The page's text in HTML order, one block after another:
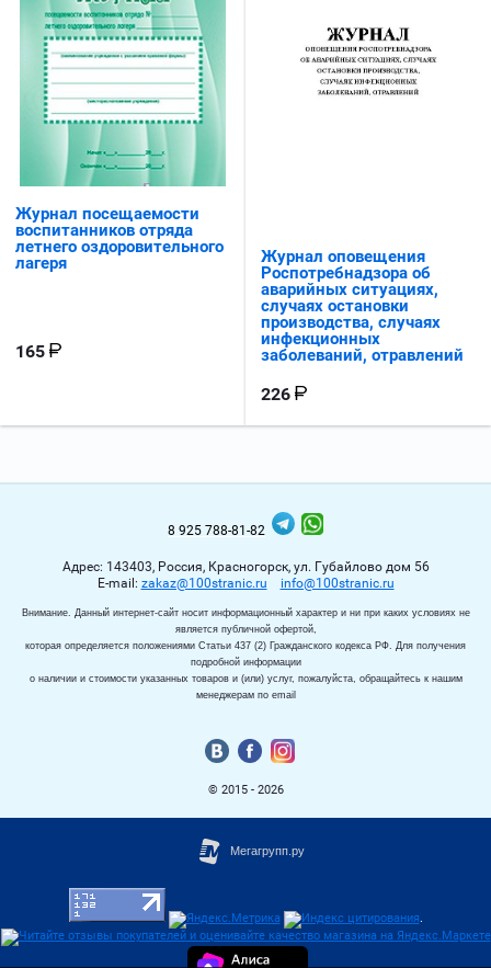
Журнал посещаемости
воспитанников отряда
летнего оздоровительного
лагеря
165
Журнал оповещения
Роспотребнадзора об
аварийных ситуациях,
случаях остановки
производства, случаях
инфекционных
заболеваний, отравлений
226
8 925 788-81-82
Адрес: 143403, Россия, Красногорск, ул. Губайлово дом 56
Е-mail: zakaz@100stranic.ru info@100stranic.ru
Внимание. Данный интернет-сайт носит информационный характер и ни при каких условиях не
является публичной офертой,
которая определяется положениями Статьи 437 (2) Гражданского кодекса РФ. Для получения
подробной информации
о наличии и стоимости указанных товаров и (или) услуг, пожалуйста, обращайтесь к нашим
менеджерам по email
© 2015 - 2026
.